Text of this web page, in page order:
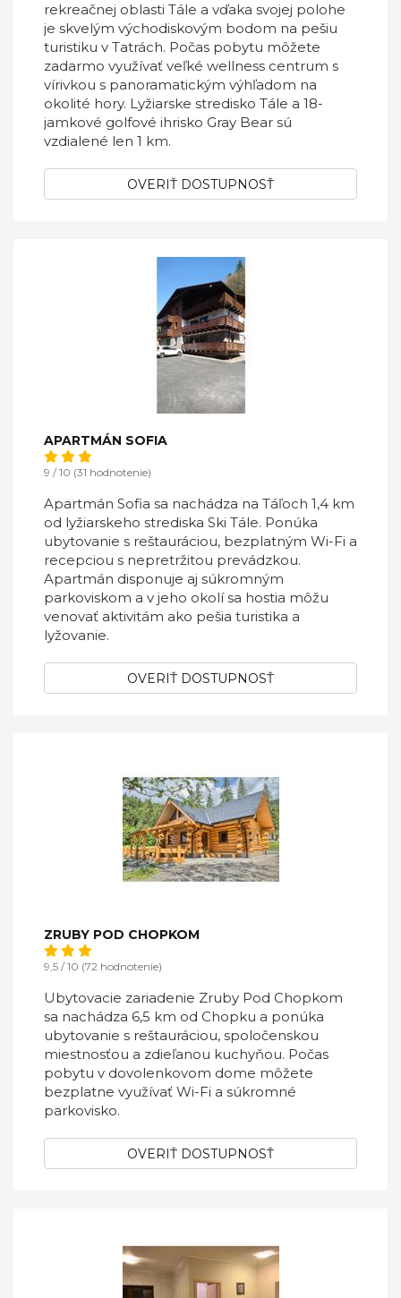
rekreačnej oblasti Tále a vďaka svojej polohe
je skvelým východiskovým bodom na pešiu
turistiku v Tatrách. Počas pobytu môžete
zadarmo využívať veľké wellness centrum s
vírivkou s panoramatickým výhľadom na
okolité hory. Lyžiarske stredisko Tále a 18-
jamkové golfové ihrisko Gray Bear sú
vzdialené len 1 km.
OVERIŤ DOSTUPNOSŤ
APARTMÁN SOFIA
9 / 10 (31 hodnotenie)
Apartmán Sofia sa nachádza na Táľoch 1,4 km
od lyžiarskeho strediska Ski Tále. Ponúka
ubytovanie s reštauráciou, bezplatným Wi-Fi a
recepciou s nepretržitou prevádzkou.
Apartmán disponuje aj súkromným
parkoviskom a v jeho okolí sa hostia môžu
venovať aktivitám ako pešia turistika a
lyžovanie.
OVERIŤ DOSTUPNOSŤ
ZRUBY POD CHOPKOM
9,5 / 10 (72 hodnotenie)
Ubytovacie zariadenie Zruby Pod Chopkom
sa nachádza 6,5 km od Chopku a ponúka
ubytovanie s reštauráciou, spoločenskou
miestnosťou a zdieľanou kuchyňou. Počas
pobytu v dovolenkovom dome môžete
bezplatne využívať Wi-Fi a súkromné
parkovisko.
OVERIŤ DOSTUPNOSŤ